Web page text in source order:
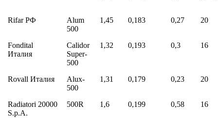
Rifar РФ
Alum
500
1,45 0,183 0,27 20
Fondital
Италия
Calidor
Super-
500
1,32 0,193 0,3 16
Rovall Италия
Alux-
500
1,31 0,179 0,23 20
Radiatori 20000
S.p.A.
500R 1,6 0,199 0,58 16